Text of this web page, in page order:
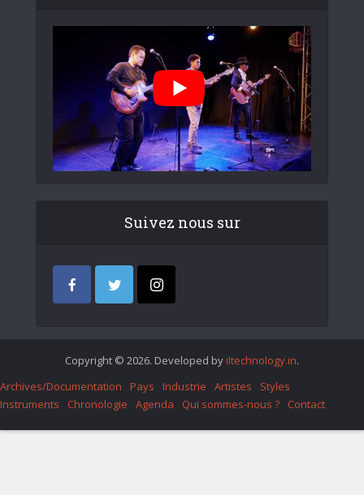
Suivez nous sur
Copyright © 2026. Developed by iItechnology.in.
Archives/Documentation
Pays Industrie Artistes
Styles
Instruments
Chronologie Agenda Qui sommes-nous ? Contact